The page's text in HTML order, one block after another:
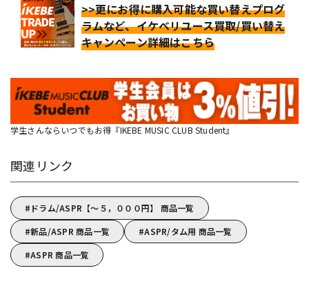
>>更にお得に購入可能な買い替えプログ
ラムなど、イケベリユース買取/買い替え
キャンペーン詳細はこちら
学生さんならいつでもお得『IKEBE MUSIC CLUB Student』
関連リンク
ドラム/ASPR【～５，０００円】 商品一覧
新品/ASPR 商品一覧
ASPR/タム用 商品一覧
ASPR 商品一覧